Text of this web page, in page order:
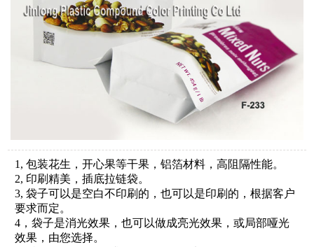
1, 包装花生，开心果等干果，铝箔材料，高阻隔性能。
2, 印刷精美，插底拉链袋。
3, 袋子可以是空白不印刷的，也可以是印刷的，根据客户
要求而定。
4，袋子是消光效果，也可以做成亮光效果，或局部哑光
效果，由您选择。